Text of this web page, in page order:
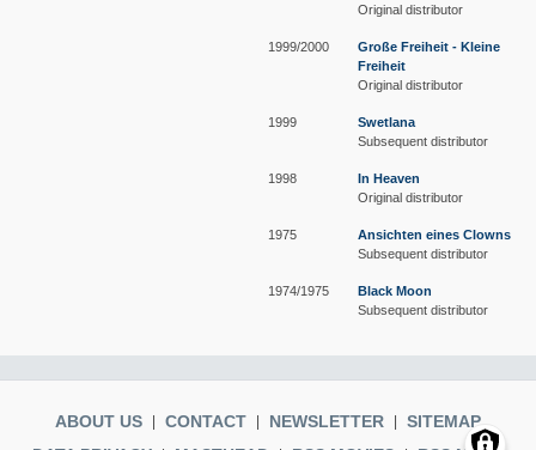
Original distributor
1999/2000
Große Freiheit - Kleine
Freiheit
Original distributor
1999
Swetlana
Subsequent distributor
1998
In Heaven
Original distributor
1975
Ansichten eines Clowns
Subsequent distributor
1974/1975
Black Moon
Subsequent distributor
ABOUT US CONTACT NEWSLETTER
SITEMAP